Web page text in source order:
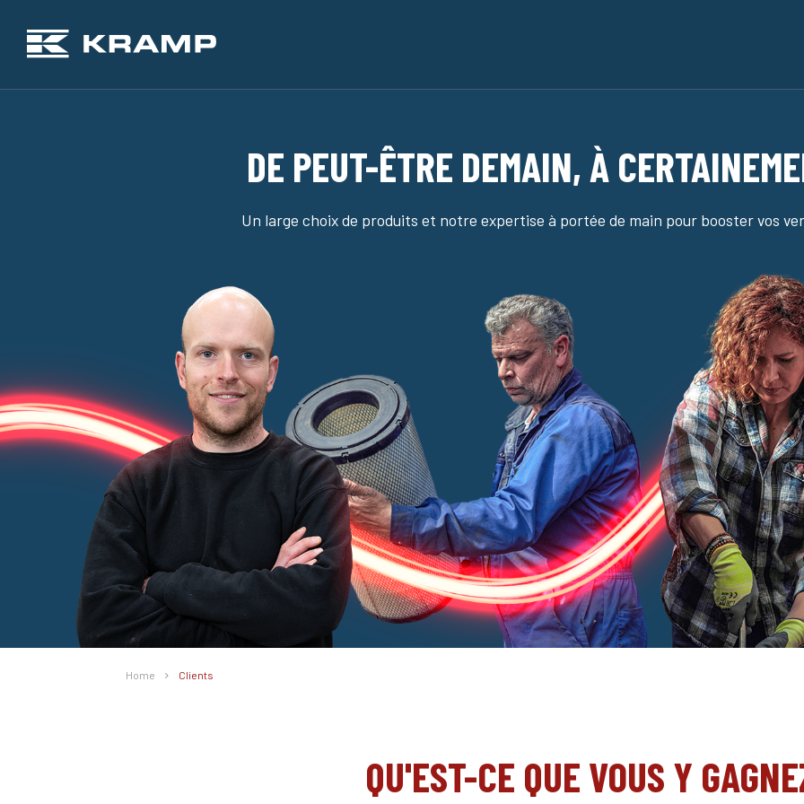
DE PEUT-ÊTRE DEMAIN, À
Un large choix de produits et notre expertise à portée de main pour booster vos
Home Clients
QU'EST-CE QUE VOUS Y